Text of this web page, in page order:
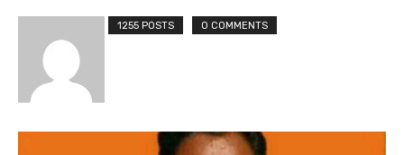
1255 POSTS 0 COMMENTS